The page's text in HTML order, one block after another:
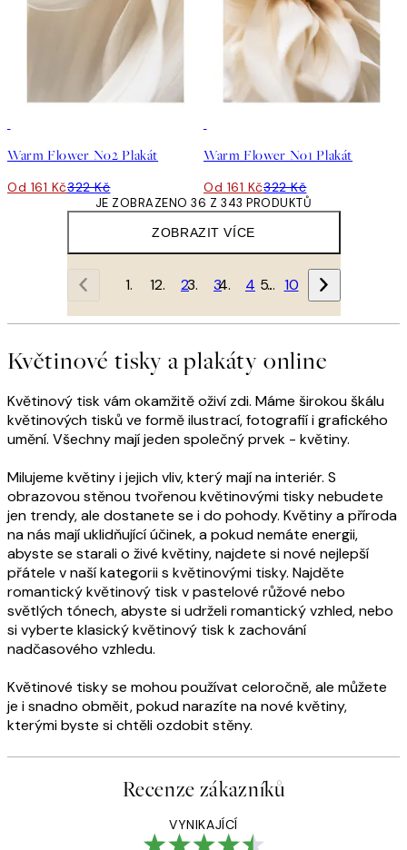
Warm Flower No2 Plakát
Od 161 Kč322 Kč
Warm Flower No1 Plakát
Od 161 Kč322 Kč
ZOBRAZIT VÍCE
JE ZOBRAZENO 36 Z 343 PRODUKTŮ
1 2 3 4 … 10
Květinové tisky a plakáty online
Květinový tisk vám okamžitě oživí zdi. Máme širokou škálu
květinových tisků ve formě ilustrací, fotografií i grafického
umění. Všechny mají jeden společný prvek - květiny.
Milujeme květiny i jejich vliv, který mají na interiér. S
obrazovou stěnou tvořenou květinovými tisky nebudete
jen trendy, ale dostanete se i do pohody. Květiny a příroda
na nás mají uklidňující účinek, a pokud nemáte energii,
abyste se starali o živé květiny, najdete si nové nejlepší
přátele v naší kategorii s květinovými tisky. Najděte
romantický květinový tisk v pastelové růžové nebo
světlých tónech, abyste si udrželi romantický vzhled, nebo
si vyberte klasický květinový tisk k zachování
nadčasového vzhledu.
Květinové tisky se mohou používat celoročně, ale můžete
je i snadno obměit, pokud narazíte na nové květiny,
kterými byste si chtěli ozdobit stěny.
Recenze zákazníků
VYNIKAJÍCÍ